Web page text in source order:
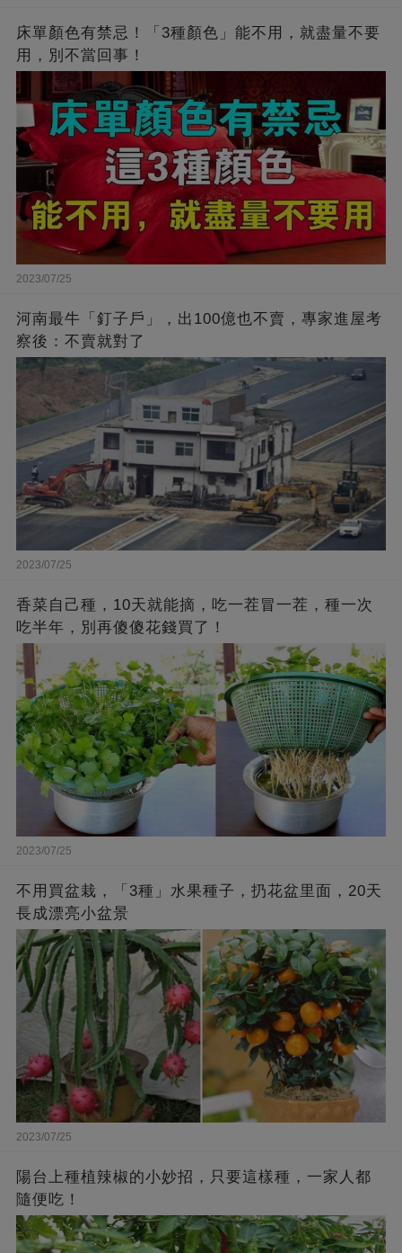
床單顏色有禁忌！「3種顏色」能不用，就盡量不要
用，別不當回事！
2023/07/25
河南最牛「釘子戶」，出100億也不賣，專家進屋考
察後：不賣就對了
2023/07/25
香菜自己種，10天就能摘，吃一茬冒一茬，種一次
吃半年，別再傻傻花錢買了！
2023/07/25
不用買盆栽，「3種」水果種子，扔花盆里面，20天
長成漂亮小盆景
2023/07/25
陽台上種植辣椒的小妙招，只要這樣種，一家人都
隨便吃！